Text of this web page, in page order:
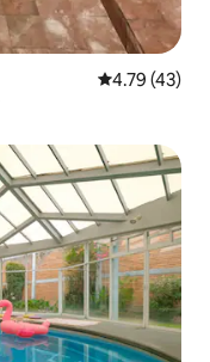
औसत रेटिंग 5 में
4.79 (43)